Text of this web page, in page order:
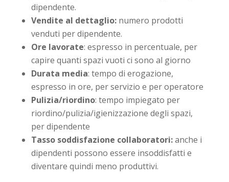
dipendente.
Vendite al dettaglio:numero prodotti
venduti per dipendente.
Ore lavorate: espresso in percentuale, per
capire quanti spazi vuoti ci sono al giorno
Durata media: tempo di erogazione,
espresso in ore, per servizio e per operatore
Pulizia/riordino: tempo impiegato per
riordino/pulizia/igienizzazione degli spazi,
per dipendente
Tasso soddisfazione collaboratori:anche i
dipendenti possono essere insoddisfatti e
diventare quindi meno produttivi.